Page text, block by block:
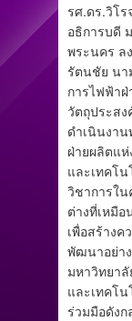
รศ.ดร.วิโ
อธิการบดี
พระนคร ล
รัตนชัย นา
การไฟฟ้า
วัตถุประส
ดำเนินงา
ฝ่ายผลิตแ
และเทคโ
วิชาการใ
ต่างที่เหมื
เพื่อสร้างค
พัฒนาอย่า
มหาวิทยา
และเทคโ
ร่วมมือดังก